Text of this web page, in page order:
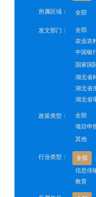
所属区域： 全部
发文部门： 全部
农业农
中国银
国家国
湖北省
湖北省
湖北省
政策类型： 全部
项目申
其他
行业类型： 全部
信息传
教育